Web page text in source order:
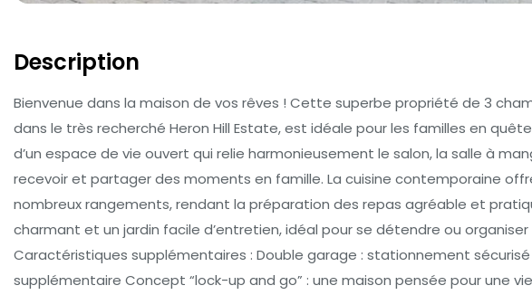
Description
Bienvenue dans la maison de vos rêves ! Cette superbe propriété de 3
dans le très recherché Heron Hill Estate, est idéale pour les familles en
d’un espace de vie ouvert qui relie harmonieusement le salon, la salle à
recevoir et partager des moments en famille. La cuisine contemporaine
nombreux rangements, rendant la préparation des repas agréable et
charmant et un jardin facile d’entretien, idéal pour se détendre ou organiser
Caractéristiques supplémentaires : Double garage : stationnement
supplémentaire Concept “lock-up and go” : une maison pensée pour une